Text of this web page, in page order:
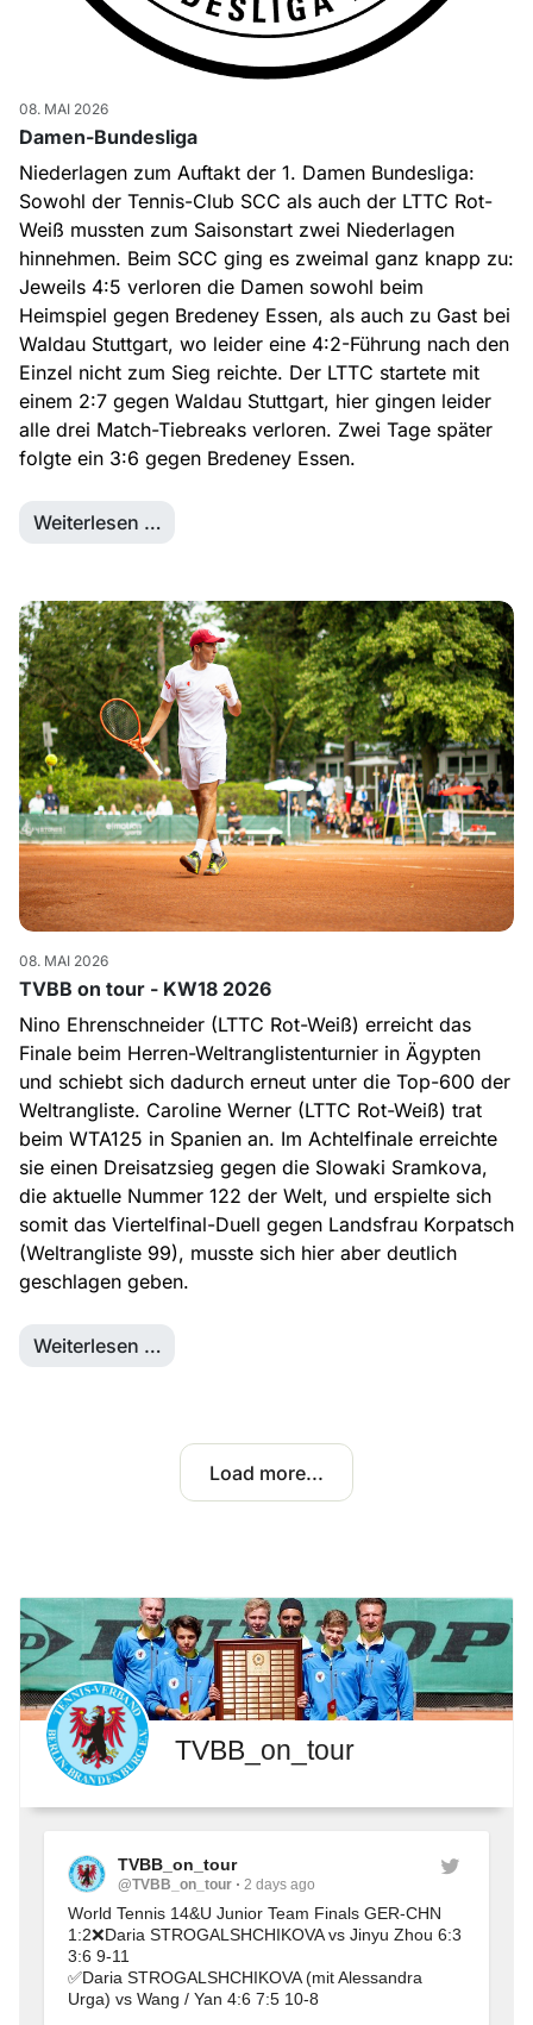
08. MAI 2026
Damen-Bundesliga
Niederlagen zum Auftakt der 1. Damen Bundesliga:
Sowohl der Tennis-Club SCC als auch der LTTC Rot-
Weiß mussten zum Saisonstart zwei Niederlagen
hinnehmen. Beim SCC ging es zweimal ganz knapp zu:
Jeweils 4:5 verloren die Damen sowohl beim
Heimspiel gegen Bredeney Essen, als auch zu Gast bei
Waldau Stuttgart, wo leider eine 4:2-Führung nach den
Einzel nicht zum Sieg reichte. Der LTTC startete mit
einem 2:7 gegen Waldau Stuttgart, hier gingen leider
alle drei Match-Tiebreaks verloren. Zwei Tage später
folgte ein 3:6 gegen Bredeney Essen.
Weiterlesen …
08. MAI 2026
TVBB on tour - KW18 2026
Nino Ehrenschneider (LTTC Rot-Weiß) erreicht das
Finale beim Herren-Weltranglistenturnier in Ägypten
und schiebt sich dadurch erneut unter die Top-600 der
Weltrangliste. Caroline Werner (LTTC Rot-Weiß) trat
beim WTA125 in Spanien an. Im Achtelfinale erreichte
sie einen Dreisatzsieg gegen die Slowaki Sramkova,
die aktuelle Nummer 122 der Welt, und erspielte sich
somit das Viertelfinal-Duell gegen Landsfrau Korpatsch
(Weltrangliste 99), musste sich hier aber deutlich
geschlagen geben.
Weiterlesen …
Load more...
TVBB_on_tour
TVBB_on_tour
@TVBB_on_tour 2 days ago
World Tennis 14&U Junior Team Finals GER-CHN
1:2❌Daria STROGALSHCHIKOVA vs Jinyu Zhou 6:3
3:6 9-11
✅Daria STROGALSHCHIKOVA (mit Alessandra
Urga) vs Wang / Yan 4:6 7:5 10-8